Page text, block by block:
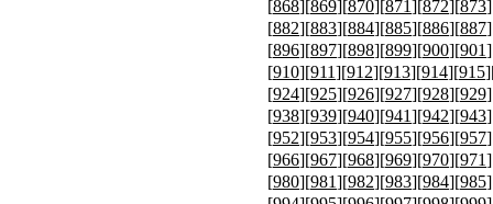
[868][869][870][871][872][873
[882][883][884][885][886][887
[896][897][898][899][900][901
[910][911][912][913][914][915
[924][925][926][927][928][929
[938][939][940][941][942][943
[952][953][954][955][956][957
[966][967][968][969][970][971
[980][981][982][983][984][985